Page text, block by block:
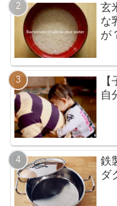
玄
な
が
自
鉄
ダ